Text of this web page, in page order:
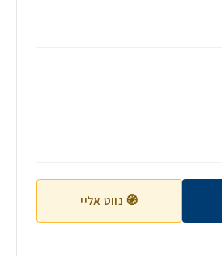
🧭 נווט אליי